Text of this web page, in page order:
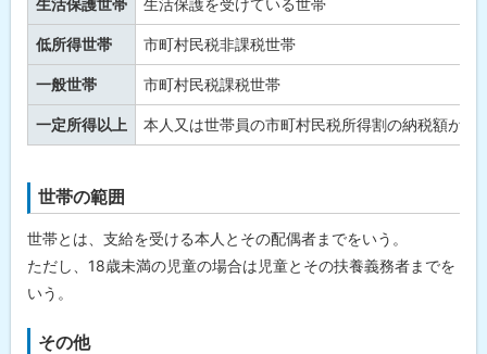
生活保護世帯 生活保護を受けている世帯
低所得世帯 市町村民税非課税世帯
一般世帯 市町村民税課税世帯
一定所得以上 本人又は世帯員の市町村民税所得割の納税額が46
世帯の範囲
世帯とは、支給を受ける本人とその配偶者までをいう。
ただし、18歳未満の児童の場合は児童とその扶養義務者までを
いう。
その他